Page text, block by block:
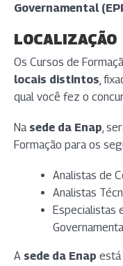
Governamental
LOCALIZAÇÃO
Os Cursos de
locais distintos ,
qual você fez o
Na sede da Enap,
Formação para os
Analistas de
Analistas
Especialistas
A sede da Enap está